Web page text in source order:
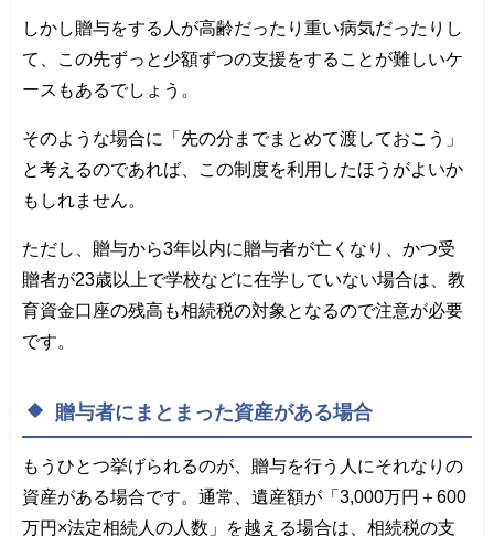
しかし贈与をする人が高齢だったり重い病気だったりし
て、この先ずっと少額ずつの支援をすることが難しいケ
ースもあるでしょう。
そのような場合に「先の分までまとめて渡しておこう」
と考えるのであれば、この制度を利用したほうがよいか
もしれません。
ただし、贈与から3年以内に贈与者が亡くなり、かつ受
贈者が23歳以上で学校などに在学していない場合は、教
育資金口座の残高も相続税の対象となるので注意が必要
です。
贈与者にまとまった資産がある場合
もうひとつ挙げられるのが、贈与を行う人にそれなりの
資産がある場合です。通常、遺産額が「3,000万円＋600
万円×法定相続人の人数」を越える場合は、相続税の支